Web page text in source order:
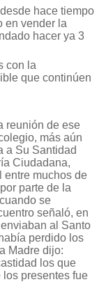
hace tiempo
en vender la
hacer ya 3
con la
que continúen
reunión de ese
más aún
a Su Santidad
Ciudadana,
entre muchos de
parte de la
se
señaló, en
al Santo
perdido los
Madre dijo:
los que
presentes fue